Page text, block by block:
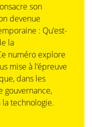
son
devenue
: Qu’est-
la
numéro explore
mise à l’épreuve
dans les
gouvernance,
technologie.